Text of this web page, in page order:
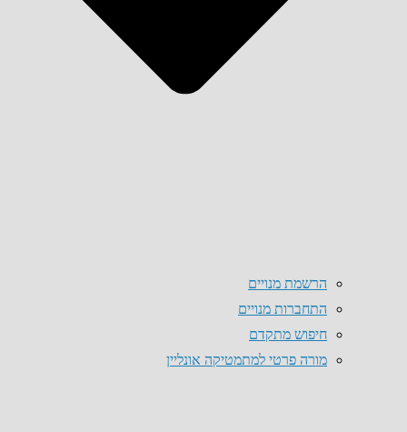
הרשמת מנויים
התחברות מנויים
חיפוש מתקדם
מורה פרטי למתמטיקה אונליין